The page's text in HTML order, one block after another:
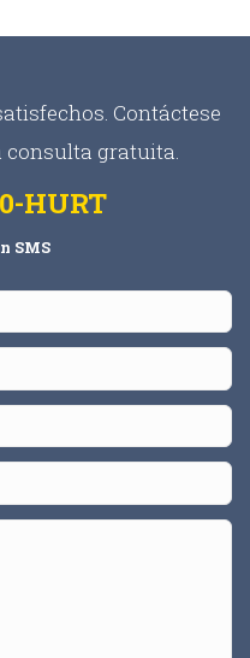
Contáctese
consulta gratuita.
HURT
SMS